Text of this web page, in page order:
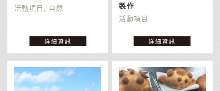
活動項目, 自然
詳細資訊
製作
活動項目
詳細資訊